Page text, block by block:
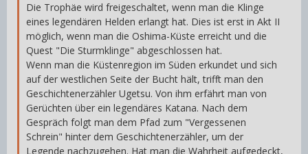
Die Trophäe wird freigeschaltet, wenn man die Klinge
eines legendären Helden erlangt hat. Dies ist erst in Akt II
möglich, wenn man die Oshima-Küste erreicht und die
Quest "Die Sturmklinge" abgeschlossen hat.
Wenn man die Küstenregion im Süden erkundet und sich
auf der westlichen Seite der Bucht hält, trifft man den
Geschichtenerzähler Ugetsu. Von ihm erfährt man von
Gerüchten über ein legendäres Katana. Nach dem
Gespräch folgt man dem Pfad zum "Vergessenen
Schrein" hinter dem Geschichtenerzähler, um der
Legende nachzugehen. Hat man die Wahrheit aufgedeckt,